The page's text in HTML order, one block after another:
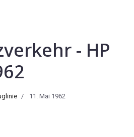
- HP
11. Mai 1962